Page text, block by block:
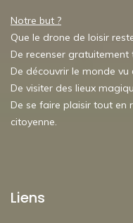
Notre but ?
Que le drone de loisir
De recenser gratuitement
De découvrir le monde vu
De visiter des lieux
De se faire plaisir tout en
citoyenne.
Liens